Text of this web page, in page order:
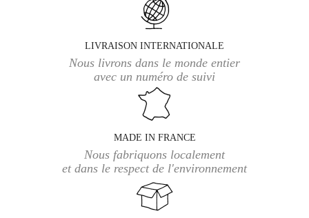
LIVRAISON INTERNATIONALE
Nous livrons dans le monde entier
avec un numéro de suivi
MADE IN FRANCE
Nous fabriquons localement
et dans le respect de l'environnement